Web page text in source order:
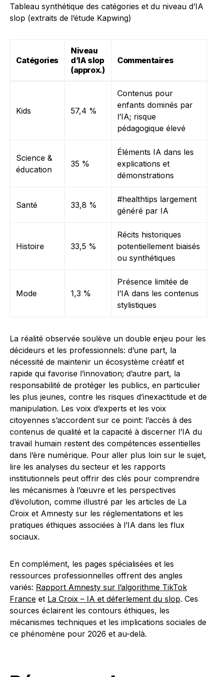
Tableau synthétique des catégories et du niveau d’IA
slop (extraits de l’étude Kapwing)
Catégories
Niveau
d’IA slop
(approx.)
Commentaires
Kids 57,4 %
Contenus pour
enfants dominés par
l’IA; risque
pédagogique élevé
Science &
éducation
35 %
Éléments IA dans les
explications et
démonstrations
Santé 33,8 %
#healthtips largement
généré par IA
Histoire 33,5 %
Récits historiques
potentiellement biaisés
ou synthétiques
Mode 1,3 %
Présence limitée de
l’IA dans les contenus
stylistiques
La réalité observée soulève un double enjeu pour les
décideurs et les professionnels: d’une part, la
nécessité de maintenir un écosystème créatif et
rapide qui favorise l’innovation; d’autre part, la
responsabilité de protéger les publics, en particulier
les plus jeunes, contre les risques d’inexactitude et de
manipulation. Les voix d’experts et les voix
citoyennes s’accordent sur ce point: l’accès à des
contenus de qualité et la capacité à discerner l’IA du
travail humain restent des compétences essentielles
dans l’ère numérique. Pour aller plus loin sur le sujet,
lire les analyses du secteur et les rapports
institutionnels peut offrir des clés pour comprendre
les mécanismes à l’œuvre et les perspectives
d’évolution, comme illustré par les articles de La
Croix et Amnesty sur les réglementations et les
pratiques éthiques associées à l’IA dans les flux
sociaux.
En complément, les pages spécialisées et les
ressources professionnelles offrent des angles
variés: Rapport Amnesty sur l’algorithme TikTok
France et La Croix – IA et déferlement du slop. Ces
sources éclairent les contours éthiques, les
mécanismes techniques et les implications sociales de
ce phénomène pour 2026 et au-delà.